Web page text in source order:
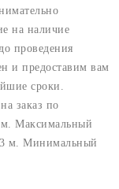
на наличие
проведения
и предоставим вам
сроки.
заказ по
Максимальный
м. Минимальный